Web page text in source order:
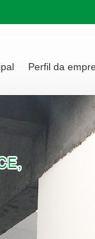
Perfil da